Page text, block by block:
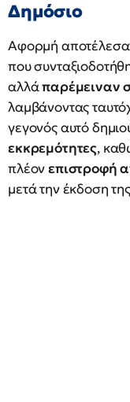
Δημόσιο
Αφορμή
που
αλλάπαρέμειναν
λαμβάνοντας
γεγονός αυτό
εκκρεμότητες,
πλέονεπιστροφή
μετά την έκδοση